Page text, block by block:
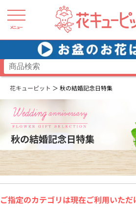
メニュー
花キューピット 秋の結婚記念日特集
秋の結婚記念日特集
ご指定のカテゴリは現在ご利用いただ